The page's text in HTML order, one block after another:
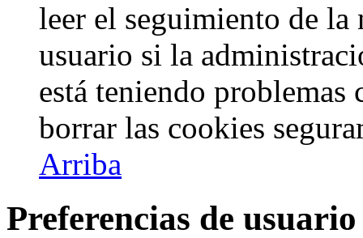
leer el seguimiento de
usuario si la
está teniendo
borrar las cookies
Arriba
Preferencias de